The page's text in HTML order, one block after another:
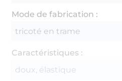
Mode de fabrication :
tricoté en trame
Caractéristiques :
doux, élastique